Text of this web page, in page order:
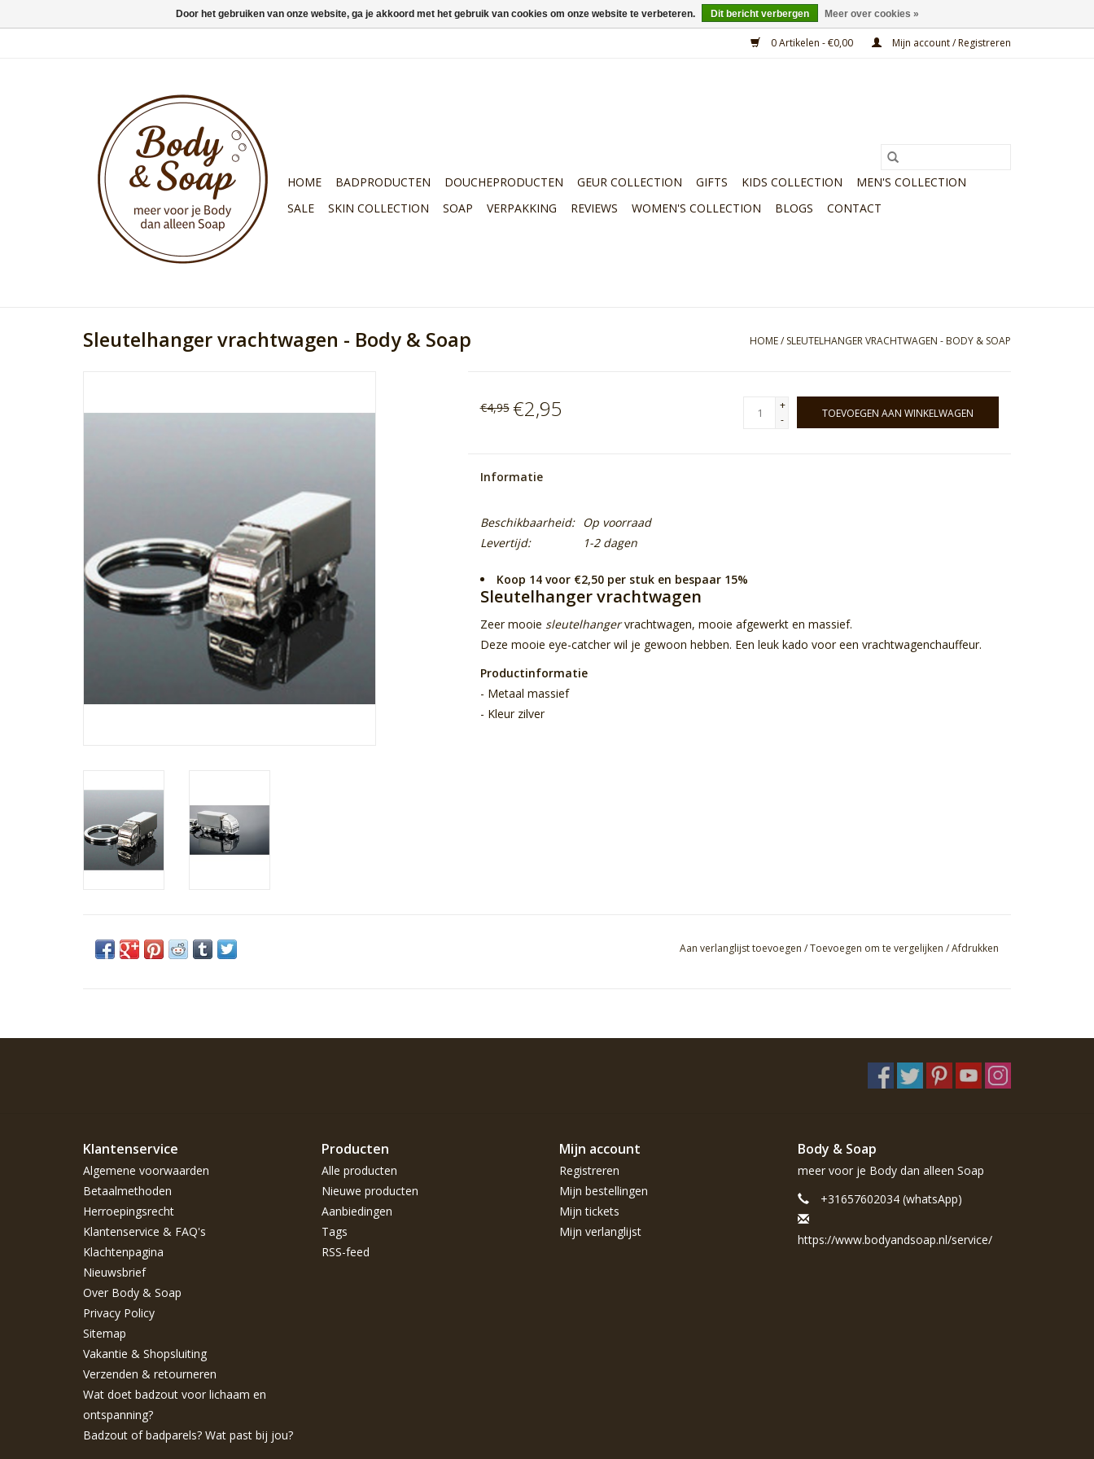
0 Artikelen - €0,00 Mijn account / Registreren
HOME BADPRODUCTEN DOUCHEPRODUCTEN GEUR COLLECTION GIFTS KIDS COLLECTION
MEN'S COLLECTION
SALE
SKIN COLLECTION SOAP VERPAKKING REVIEWS WOMEN'S COLLECTION BLOGS CONTACT
Sleutelhanger vrachtwagen - Body & Soap HOME/ SLEUTELHANGER VRACHTWAGEN - BODY & SOAP
€4,95 €2,95
+
-
TOEVOEGEN AAN WINKELWAGEN
Informatie
Beschikbaarheid:
Op voorraad
Levertijd:
1-2 dagen
Koop 14 voor €2,50 per stuk en bespaar 15%
Sleutelhanger vrachtwagen
Zeer mooie sleutelhangervrachtwagen, mooie afgewerkt en massief.
Deze mooie eye-catcher wil je gewoon hebben. Een leuk kado voor een vrachtwagenchauffeur.
Productinformatie
- Metaal massief
- Kleur zilver
Aan verlanglijst toevoegen /Toevoegen om te vergelijken /Afdrukken
Klantenservice
Algemene voorwaarden
Betaalmethoden
Herroepingsrecht
Klantenservice & FAQ's
Klachtenpagina
Nieuwsbrief
Over Body & Soap
Privacy Policy
Sitemap
Vakantie & Shopsluiting
Verzenden & retourneren
Wat doet badzout voor lichaam en
ontspanning?
Badzout of badparels? Wat past bij jou?
Producten
Alle producten
Nieuwe producten
Aanbiedingen
Tags
RSS-feed
Mijn account
Registreren
Mijn bestellingen
Mijn tickets
Mijn verlanglijst
Body & Soap
meer voor je Body dan alleen Soap
+31657602034 (whatsApp)
https://www.bodyandsoap.nl/service/
Door het gebruiken van onze website, ga je akkoord met het gebruik van cookies om onze website te verbeteren. Dit bericht verbergen Meer over cookies »